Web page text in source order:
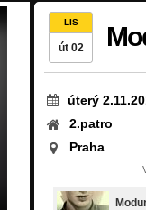
LIS
út 02
úterý
2.patro
Praha